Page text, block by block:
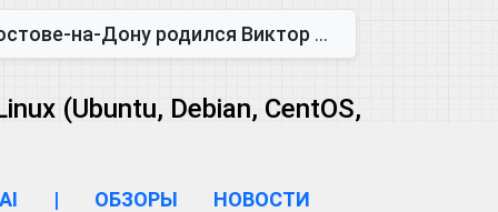
Виктор Михайлович Глушков. Под руководством Виктора Михайло...
(Ubuntu, Debian, CentOS,
AI | ОБЗОРЫ НОВОСТИ